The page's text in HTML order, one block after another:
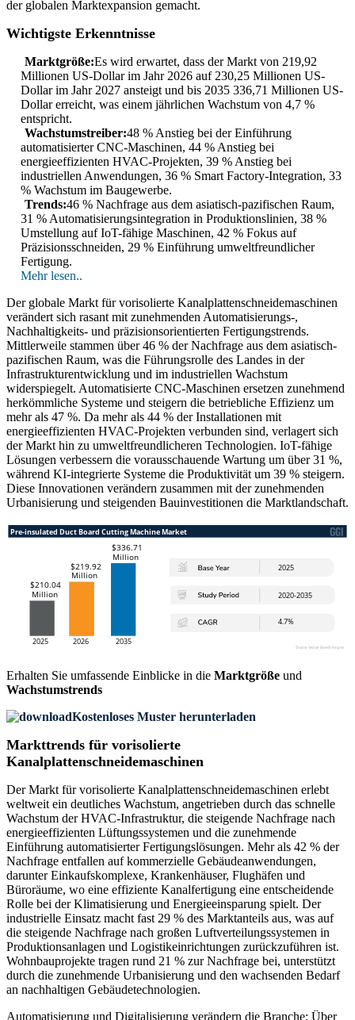
der globalen Marktexpansion gemacht.
Wichtigste Erkenntnisse
Marktgröße:Es wird erwartet, dass der Markt von 219,92
Millionen US-Dollar im Jahr 2026 auf 230,25 Millionen US-
Dollar im Jahr 2027 ansteigt und bis 2035 336,71 Millionen US-
Dollar erreicht, was einem jährlichen Wachstum von 4,7 %
entspricht.
Wachstumstreiber:48 % Anstieg bei der Einführung
automatisierter CNC-Maschinen, 44 % Anstieg bei
energieeffizienten HVAC-Projekten, 39 % Anstieg bei
industriellen Anwendungen, 36 % Smart Factory-Integration, 33
% Wachstum im Baugewerbe.
Trends:46 % Nachfrage aus dem asiatisch-pazifischen Raum,
31 % Automatisierungsintegration in Produktionslinien, 38 %
Umstellung auf IoT-fähige Maschinen, 42 % Fokus auf
Präzisionsschneiden, 29 % Einführung umweltfreundlicher
Fertigung.
Mehr lesen..
Der globale Markt für vorisolierte Kanalplattenschneidemaschinen
verändert sich rasant mit zunehmenden Automatisierungs-,
Nachhaltigkeits- und präzisionsorientierten Fertigungstrends.
Mittlerweile stammen über 46 % der Nachfrage aus dem asiatisch-
pazifischen Raum, was die Führungsrolle des Landes in der
Infrastrukturentwicklung und im industriellen Wachstum
widerspiegelt. Automatisierte CNC-Maschinen ersetzen zunehmend
herkömmliche Systeme und steigern die betriebliche Effizienz um
mehr als 47 %. Da mehr als 44 % der Installationen mit
energieeffizienten HVAC-Projekten verbunden sind, verlagert sich
der Markt hin zu umweltfreundlicheren Technologien. IoT-fähige
Lösungen verbessern die vorausschauende Wartung um über 31 %,
während KI-integrierte Systeme die Produktivität um 39 % steigern.
Diese Innovationen verändern zusammen mit der zunehmenden
Urbanisierung und steigenden Bauinvestitionen die Marktlandschaft.
Erhalten Sie umfassende Einblicke in die Marktgröße und
Wachstumstrends
Kostenloses Muster herunterladen
Markttrends für vorisolierte
Kanalplattenschneidemaschinen
Der Markt für vorisolierte Kanalplattenschneidemaschinen erlebt
weltweit ein deutliches Wachstum, angetrieben durch das schnelle
Wachstum der HVAC-Infrastruktur, die steigende Nachfrage nach
energieeffizienten Lüftungssystemen und die zunehmende
Einführung automatisierter Fertigungslösungen. Mehr als 42 % der
Nachfrage entfallen auf kommerzielle Gebäudeanwendungen,
darunter Einkaufskomplexe, Krankenhäuser, Flughäfen und
Büroräume, wo eine effiziente Kanalfertigung eine entscheidende
Rolle bei der Klimatisierung und Energieeinsparung spielt. Der
industrielle Einsatz macht fast 29 % des Marktanteils aus, was auf
die steigende Nachfrage nach großen Luftverteilungssystemen in
Produktionsanlagen und Logistikeinrichtungen zurückzuführen ist.
Wohnbauprojekte tragen rund 21 % zur Nachfrage bei, unterstützt
durch die zunehmende Urbanisierung und den wachsenden Bedarf
an nachhaltigen Gebäudetechnologien.
Automatisierung und Digitalisierung verändern die Branche: Über